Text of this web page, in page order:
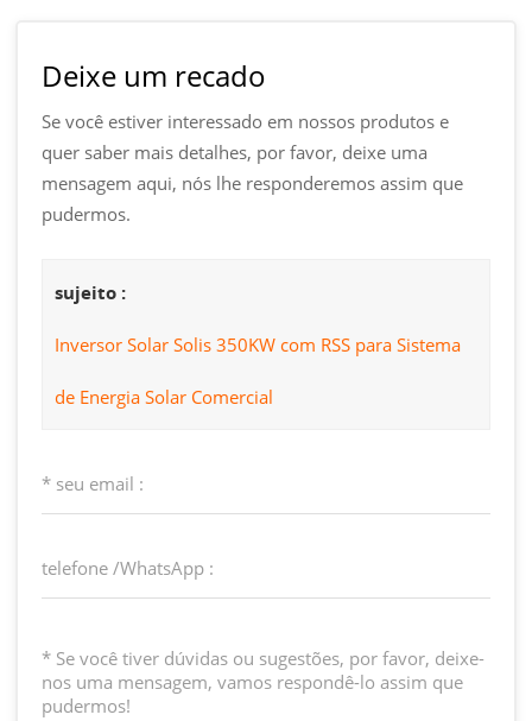
Deixe um recado
Se você estiver interessado em nossos produtos e
quer saber mais detalhes, por favor, deixe uma
mensagem aqui, nós lhe responderemos assim que
pudermos.
sujeito :
Inversor Solar Solis 350KW com RSS para Sistema
de Energia Solar Comercial